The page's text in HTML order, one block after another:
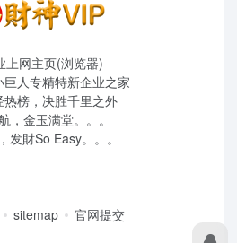
上网主页(浏览器)
人专精特新企业之家
热榜，决胜千里之外
，金玉满堂。。。
发財So Easy。。。
sitemap 官网提交